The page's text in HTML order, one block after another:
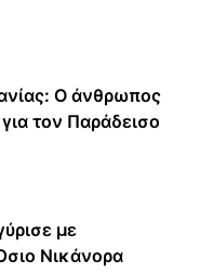
Ο άνθρωπος
τον Παράδεισο
με
Νικάνορα